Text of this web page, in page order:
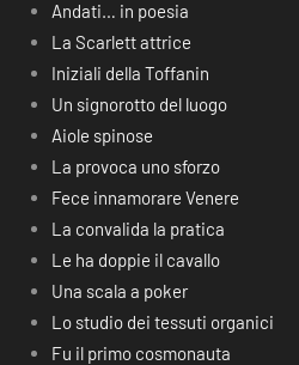
Andati… in poesia
La Scarlett attrice
Iniziali della Toffanin
Un signorotto del luogo
Aiole spinose
La provoca uno sforzo
Fece innamorare Venere
La convalida la pratica
Le ha doppie il cavallo
Una scala a poker
Lo studio dei tessuti organici
Fu il primo cosmonauta